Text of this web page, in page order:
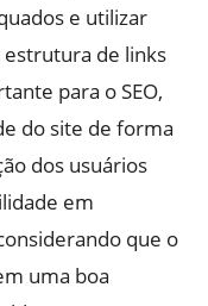
e utilizar
de links
para o SEO,
do site de forma
dos usuários
em
que o
uma boa